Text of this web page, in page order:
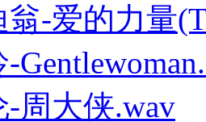
翁-爱的力量
-周大侠.wav